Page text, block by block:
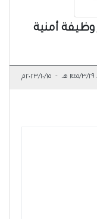
أمنية
- ٢٠٢٣/١٠/١٥م